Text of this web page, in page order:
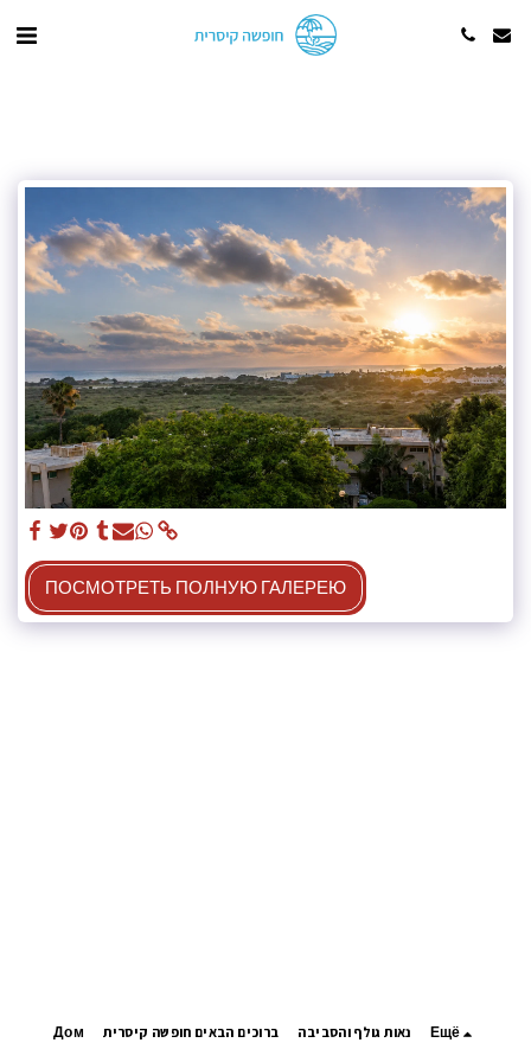
ПОСМОТРЕТЬ ПОЛНУЮ ГАЛЕРЕЮ
Дом ברוכים הבאים חופשה קיסרית נאות גולף והסביבה Ещё